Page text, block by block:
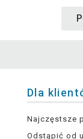
Dla
Najczęstsze
Odstąpić od